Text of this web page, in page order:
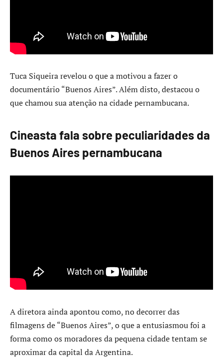
Tuca Siqueira revelou o que a motivou a fazer o
documentário “Buenos Aires”. Além disto, destacou o
que chamou sua atenção na cidade pernambucana.
Cineasta fala sobre peculiaridades da
Buenos Aires pernambucana
A diretora ainda apontou como, no decorrer das
filmagens de “Buenos Aires”, o que a entusiasmou foi a
forma como os moradores da pequena cidade tentam se
aproximar da capital da Argentina.